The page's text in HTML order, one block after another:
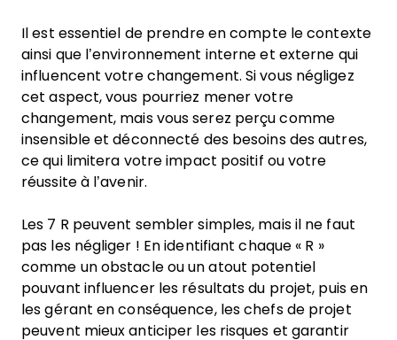
Il est essentiel de prendre en compte le contexte
ainsi que l’environnement interne et externe qui
influencent votre changement. Si vous négligez
cet aspect, vous pourriez mener votre
changement, mais vous serez perçu comme
insensible et déconnecté des besoins des autres,
ce qui limitera votre impact positif ou votre
réussite à l’avenir.
Les 7 R peuvent sembler simples, mais il ne faut
pas les négliger ! En identifiant chaque « R »
comme un obstacle ou un atout potentiel
pouvant influencer les résultats du projet, puis en
les gérant en conséquence, les chefs de projet
peuvent mieux anticiper les risques et garantir